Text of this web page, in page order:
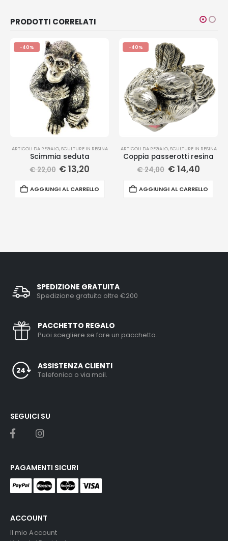
PRODOTTI CORRELATI
-40%
ARTICOLI DA REGALO,SCULTURE IN RESINA
Scimmia seduta
€22,00 € 13,20
AGGIUNGI AL CARRELLO
-40%
ARTICOLI DA REGALO,SCULTURE IN RESINA
Coppia passerotti resina
€24,00 € 14,40
AGGIUNGI AL CARRELLO
SPEDIZIONE GRATUITA
Spedizione gratuita oltre €200
PACCHETTO REGALO
Puoi scegliere se fare un pacchetto.
ASSISTENZA CLIENTI
Telefonica o via mail.
ACCOUNT
Il mio Account
SEGUICI SU
PAGAMENTI SICURI